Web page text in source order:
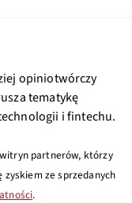
opiniotwórczy
tematykę
i fintechu.
partnerów, którzy
zyskiem ze sprzedanych
.